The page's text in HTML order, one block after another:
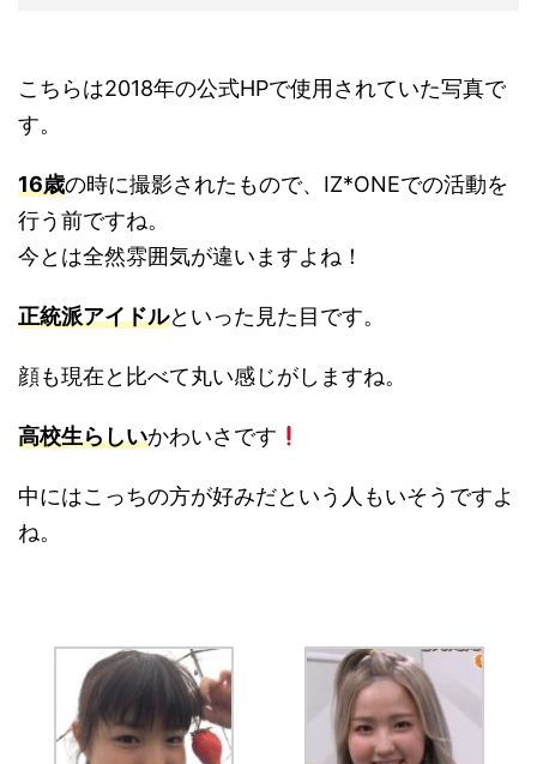
こちらは2018年の公式HPで使用されていた写真で
す。
16歳の時に撮影されたもので、IZ*ONEでの活動を
行う前ですね。
今とは全然雰囲気が違いますよね！
正統派アイドルといった見た目です。
顔も現在と比べて丸い感じがしますね。
高校生らしいかわいさです
中にはこっちの方が好みだという人もいそうですよ
ね。